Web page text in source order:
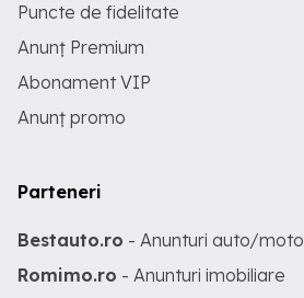
Puncte de fidelitate
Anunț Premium
Abonament VIP
Anunț promo
Parteneri
Bestauto.ro - Anunturi auto/moto
Romimo.ro - Anunturi imobiliare